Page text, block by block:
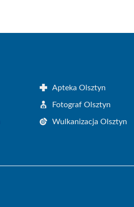
Apteka Olsztyn
Fotograf Olsztyn
Wulkanizacja Olsztyn